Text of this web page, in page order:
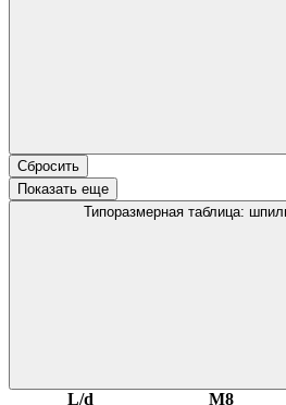
Сбросить
Показать еще
Типоразмерная таблица:
L/d М8